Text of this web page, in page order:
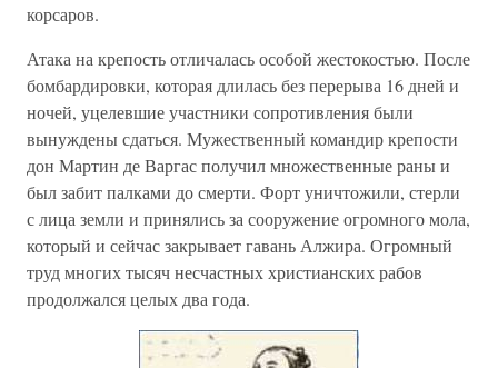
корсаров.
Атака на крепость отличалась особой жестокостью. После
бомбардировки, которая длилась без перерыва 16 дней и
ночей, уцелевшие участники сопротивления были
вынуждены сдаться. Мужественный командир крепости
дон Мартин де Варгас получил множественные раны и
был забит палками до смерти. Форт уничтожили, стерли
с лица земли и принялись за сооружение огромного мола,
который и сейчас закрывает гавань Алжира. Огромный
труд многих тысяч несчастных христианских рабов
продолжался целых два года.